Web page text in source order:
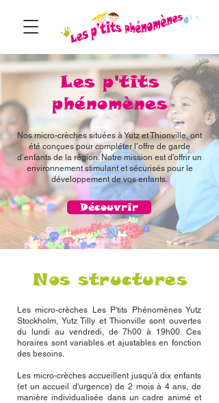
Les p'tits
phénomènes
Nos micro-crèches situées à Yutz et Thionville, ont
été conçues pour compléter l’offre de garde
d’enfants de la région. Notre mission est d'offrir un
environnement stimulant et sécurisés pour le
développement de vos enfants.
Découvrir
Nos structures
Les micro-crèches Les P'tits Phénomènes Yutz
Stockholm, Yutz Tilly et Thionville sont ouvertes
du lundi au vendredi, de 7h00 à 19h00. Ces
horaires sont variables et ajustables en fonction
des besoins.
Les micro-crèches accueillent jusqu'à dix enfants
(et un accueil d'urgence) de 2 mois à 4 ans, de
manière individualisée dans un cadre animé et